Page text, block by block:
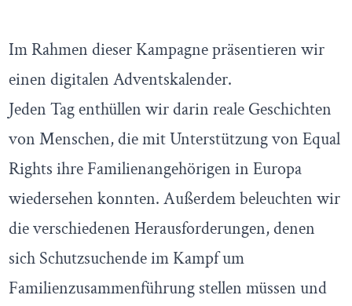
Im Rahmen dieser Kampagne präsentieren wir
einen digitalen Adventskalender.
Jeden Tag enthüllen wir darin reale Geschichten
von Menschen, die mit Unterstützung von Equal
Rights ihre Familienangehörigen in Europa
wiedersehen konnten. Außerdem beleuchten wir
die verschiedenen Herausforderungen, denen
sich Schutzsuchende im Kampf um
Familienzusammenführung stellen müssen und